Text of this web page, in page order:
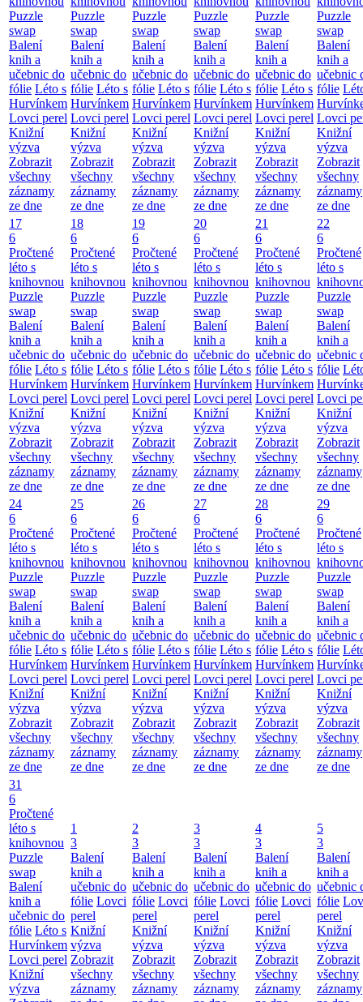
Puzzle
swap
Balení
knih a
učebnic do
fólie Léto s
Hurvínkem
Lovci perel
Knižní
výzva
Zobrazit
všechny
záznamy
ze dne
Puzzle
swap
Balení
knih a
učebnic do
fólie Léto s
Hurvínkem
Lovci perel
Knižní
výzva
Zobrazit
všechny
záznamy
ze dne
Puzzle
swap
Balení
knih a
učebnic do
fólie Léto s
Hurvínkem
Lovci perel
Knižní
výzva
Zobrazit
všechny
záznamy
ze dne
Puzzle
swap
Balení
knih a
učebnic do
fólie Léto s
Hurvínkem
Lovci perel
Knižní
výzva
Zobrazit
všechny
záznamy
ze dne
Puzzle
swap
Balení
knih a
učebnic do
fólie Léto s
Hurvínkem
Lovci perel
Knižní
výzva
Zobrazit
všechny
záznamy
ze dne
Puzzle
swap
Balení
knih a
učebnic
fólie
Lovci
Knižní
výzva
Zobrazit
všechny
záznamy
ze dne
17
6
Pročtené
léto s
knihovnou
Puzzle
swap
Balení
knih a
učebnic do
fólie Léto s
Hurvínkem
Lovci perel
Knižní
výzva
Zobrazit
všechny
záznamy
ze dne
18
6
Pročtené
léto s
knihovnou
Puzzle
swap
Balení
knih a
učebnic do
fólie Léto s
Hurvínkem
Lovci perel
Knižní
výzva
Zobrazit
všechny
záznamy
ze dne
19
6
Pročtené
léto s
knihovnou
Puzzle
swap
Balení
knih a
učebnic do
fólie Léto s
Hurvínkem
Lovci perel
Knižní
výzva
Zobrazit
všechny
záznamy
ze dne
20
6
Pročtené
léto s
knihovnou
Puzzle
swap
Balení
knih a
učebnic do
fólie Léto s
Hurvínkem
Lovci perel
Knižní
výzva
Zobrazit
všechny
záznamy
ze dne
21
6
Pročtené
léto s
knihovnou
Puzzle
swap
Balení
knih a
učebnic do
fólie Léto s
Hurvínkem
Lovci perel
Knižní
výzva
Zobrazit
všechny
záznamy
ze dne
22
6
Pročtené
léto s
Puzzle
swap
Balení
knih a
učebnic
fólie
Lovci
Knižní
výzva
Zobrazit
všechny
záznamy
ze dne
24
6
Pročtené
léto s
knihovnou
Puzzle
swap
Balení
knih a
učebnic do
fólie Léto s
Hurvínkem
Lovci perel
Knižní
výzva
Zobrazit
všechny
záznamy
ze dne
25
6
Pročtené
léto s
knihovnou
Puzzle
swap
Balení
knih a
učebnic do
fólie Léto s
Hurvínkem
Lovci perel
Knižní
výzva
Zobrazit
všechny
záznamy
ze dne
26
6
Pročtené
léto s
knihovnou
Puzzle
swap
Balení
knih a
učebnic do
fólie Léto s
Hurvínkem
Lovci perel
Knižní
výzva
Zobrazit
všechny
záznamy
ze dne
27
6
Pročtené
léto s
knihovnou
Puzzle
swap
Balení
knih a
učebnic do
fólie Léto s
Hurvínkem
Lovci perel
Knižní
výzva
Zobrazit
všechny
záznamy
ze dne
28
6
Pročtené
léto s
knihovnou
Puzzle
swap
Balení
knih a
učebnic do
fólie Léto s
Hurvínkem
Lovci perel
Knižní
výzva
Zobrazit
všechny
záznamy
ze dne
29
6
Pročtené
léto s
Puzzle
swap
Balení
knih a
učebnic
fólie
Lovci
Knižní
výzva
Zobrazit
všechny
záznamy
ze dne
31
6
Pročtené
léto s
knihovnou
Puzzle
swap
Balení
knih a
učebnic do
fólie Léto s
Hurvínkem
Lovci perel
Knižní
výzva
1
3
Balení
knih a
učebnic do
fólie Lovci
perel
Knižní
výzva
Zobrazit
všechny
záznamy
2
3
Balení
knih a
učebnic do
fólie Lovci
perel
Knižní
výzva
Zobrazit
všechny
záznamy
3
3
Balení
knih a
učebnic do
fólie Lovci
perel
Knižní
výzva
Zobrazit
všechny
záznamy
4
3
Balení
knih a
učebnic do
fólie Lovci
perel
Knižní
výzva
Zobrazit
všechny
záznamy
5
3
Balení
knih a
učebnic
fólie
perel
Knižní
výzva
Zobrazit
všechny
záznamy